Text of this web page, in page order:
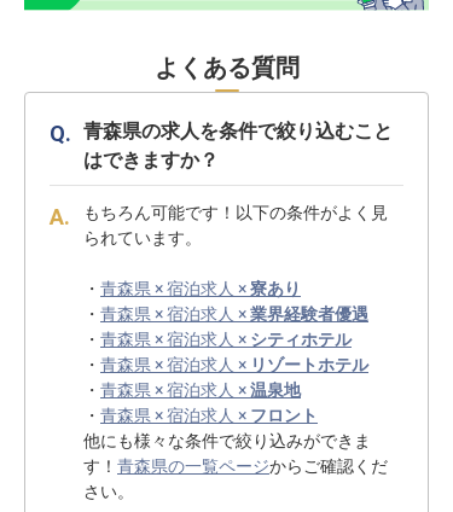
よくある質問
青森県の求人を条件で絞り込むこと
はできますか？
もちろん可能です！以下の条件がよく見
られています。
・ 青森県 × 宿泊求人 ×寮あり
・ 青森県 × 宿泊求人 ×業界経験者優遇
・ 青森県 × 宿泊求人 × シティホテル
・ 青森県 × 宿泊求人 × リゾートホテル
・ 青森県 × 宿泊求人 ×温泉地
・ 青森県 × 宿泊求人 × フロント
他にも様々な条件で絞り込みができま
す！ 青森県の一覧ページからご確認くだ
さい。